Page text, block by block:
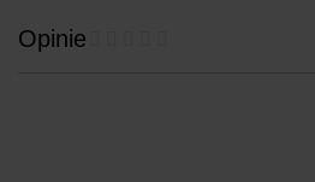
Opinie